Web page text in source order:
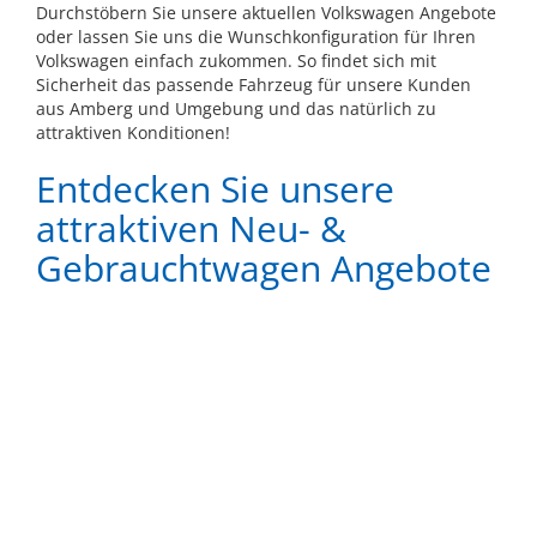
Durchstöbern Sie unsere aktuellen Volkswagen Angebote
oder lassen Sie uns die Wunschkonfiguration für Ihren
Volkswagen einfach zukommen. So findet sich mit
Sicherheit das passende Fahrzeug für unsere Kunden
aus Amberg und Umgebung und das natürlich zu
attraktiven Konditionen!
Entdecken Sie unsere
attraktiven Neu- &
Gebrauchtwagen Angebote